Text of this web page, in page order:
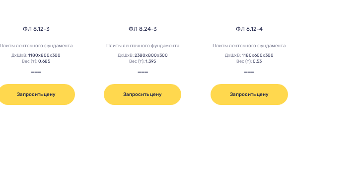
ФЛ 8.12-3
Плиты ленточного фундамента
ДхШхВ:1180х800х300
Вес (т):0.685
———
Запросить цену
ФЛ 8.24-3
Плиты ленточного фундамента
ДхШхВ: 2380х800х300
Вес (т):1.395
———
Запросить цену
ФЛ 6.12-4
Плиты ленточного фундамента
ДхШхВ: 1180х600х300
Вес (т):0.53
———
Запросить цену